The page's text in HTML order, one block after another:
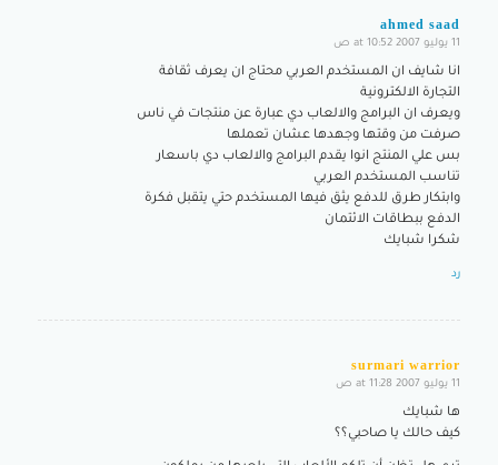
ahmed saad
says:
11 يوليو 2007 at 10:52 ص
انا شايف ان المستخدم العربي محتاج ان يعرف ثقافة
التجارة الالكترونية
ويعرف ان البرامج والالعاب دي عبارة عن منتجات في ناس
صرفت من وقتها وجهدها عشان تعملها
بس علي المنتج انوا يقدم البرامج والالعاب دي باسعار
تناسب المستخدم العربي
وابتكار طرق للدفع يثق فيها المستخدم حتي يتقبل فكرة
الدفع ببطاقات الائتمان
شكرا شبايك
رد
surmari warrior
says:
11 يوليو 2007 at 11:28 ص
ها شبايك
كيف حالك يا صاحبي؟؟